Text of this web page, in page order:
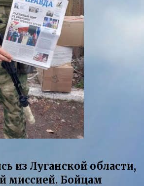
из Луганской области,
миссией. Бойцам